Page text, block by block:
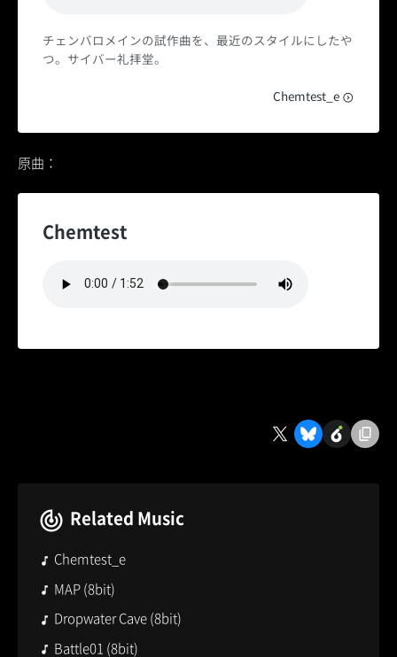
チェンバロメインの試作曲を、最近のスタイルにしたや
つ。サイバー礼拝堂。
Chemtest_e
原曲：
Chemtest
Related Music
Chemtest_e
MAP (8bit)
Dropwater Cave (8bit)
Battle01 (8bit)